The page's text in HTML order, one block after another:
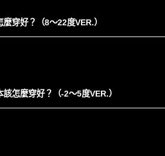
穿好？（8～22度VER.）
怎麼穿好？（-2～5度VER.）